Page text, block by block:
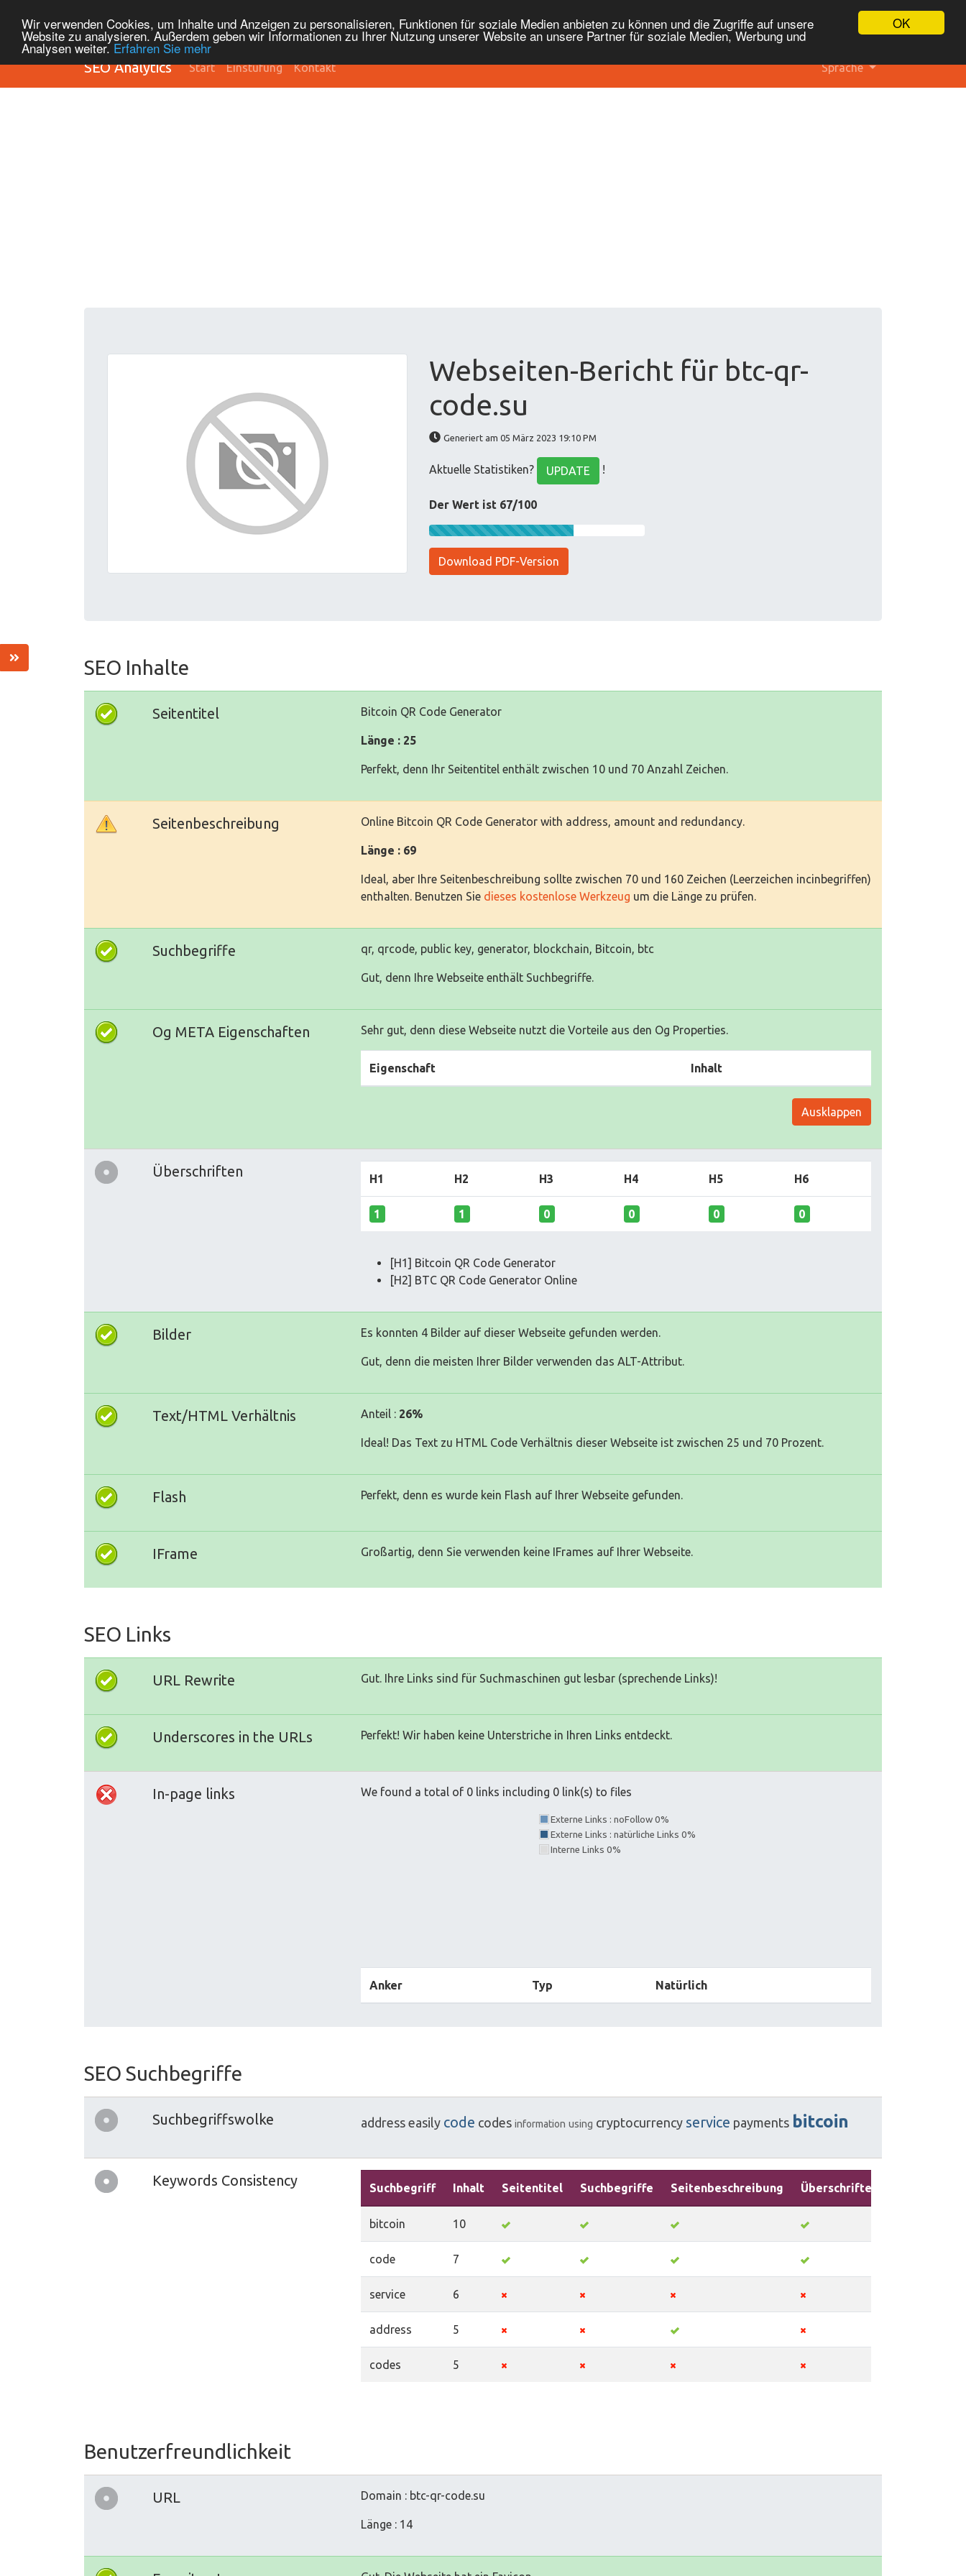
OK
Wir verwenden Cookies, um Inhalte und Anzeigen zu personalisieren, Funktionen für soziale Medien anbieten zu können und die Zugriffe auf unsere
Website zu analysieren. Außerdem geben wir Informationen zu Ihrer Nutzung unserer Website an unsere Partner für soziale Medien, Werbung und
Analysen weiter. Erfahren Sie mehr
SEO Analytics Start Einstufung Kontakt Sprache
Webseiten-Bericht für btc-qr-
code.su
Generiert am 05 März 2023 19:10 PM
Aktuelle Statistiken? UPDATE !
Der Wert ist 67/100
Download PDF-Version
SEO Inhalte
Seitentitel Bitcoin QR Code Generator
Länge : 25
Perfekt, denn Ihr Seitentitel enthält zwischen 10 und 70 Anzahl Zeichen.
Seitenbeschreibung Online Bitcoin QR Code Generator with address, amount and redundancy.
Länge : 69
Ideal, aber Ihre Seitenbeschreibung sollte zwischen 70 und 160 Zeichen (Leerzeichen incinbegriffen)
enthalten. Benutzen Sie dieses kostenlose Werkzeug um die Länge zu prüfen.
Suchbegriffe qr, qrcode, public key, generator, blockchain, Bitcoin, btc
Gut, denn Ihre Webseite enthält Suchbegriffe.
Og META Eigenschaften Sehr gut, denn diese Webseite nutzt die Vorteile aus den Og Properties.
Eigenschaft Inhalt
Ausklappen
Überschriften H1 H2 H3 H4 H5 H6
1 1 0 0 0 0
[H1] Bitcoin QR Code Generator
[H2] BTC QR Code Generator Online
Bilder Es konnten 4 Bilder auf dieser Webseite gefunden werden.
Gut, denn die meisten Ihrer Bilder verwenden das ALT-Attribut.
Text/HTML Verhältnis Anteil : 26%
Ideal! Das Text zu HTML Code Verhältnis dieser Webseite ist zwischen 25 und 70 Prozent.
Flash Perfekt, denn es wurde kein Flash auf Ihrer Webseite gefunden.
IFrame Großartig, denn Sie verwenden keine IFrames auf Ihrer Webseite.
SEO Links
URL Rewrite Gut. Ihre Links sind für Suchmaschinen gut lesbar (sprechende Links)!
Underscores in the URLs Perfekt! Wir haben keine Unterstriche in Ihren Links entdeckt.
In-page links We found a total of 0 links including 0 link(s) to files
Externe Links : noFollow 0%
Externe Links : natürliche Links 0%
Interne Links 0%
Anker Typ Natürlich
SEO Suchbegriffe
Suchbegriffswolke address easily code codes information using cryptocurrency service payments bitcoin
Keywords Consistency Suchbegriff Inhalt Seitentitel Suchbegriffe Seitenbeschreibung Überschriften
bitcoin 10
code 7
service 6
address 5
codes 5
Benutzerfreundlichkeit
URL Domain : btc-qr-code.su
Länge : 14